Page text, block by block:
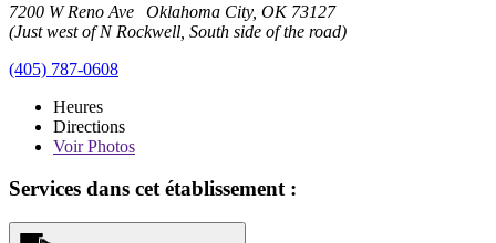
7200 W Reno Ave Oklahoma City, OK 73127
(Just west of N Rockwell, South side of the road)
(405) 787-0608
Heures
Directions
VoirPhotos
Services dans cet établissement :